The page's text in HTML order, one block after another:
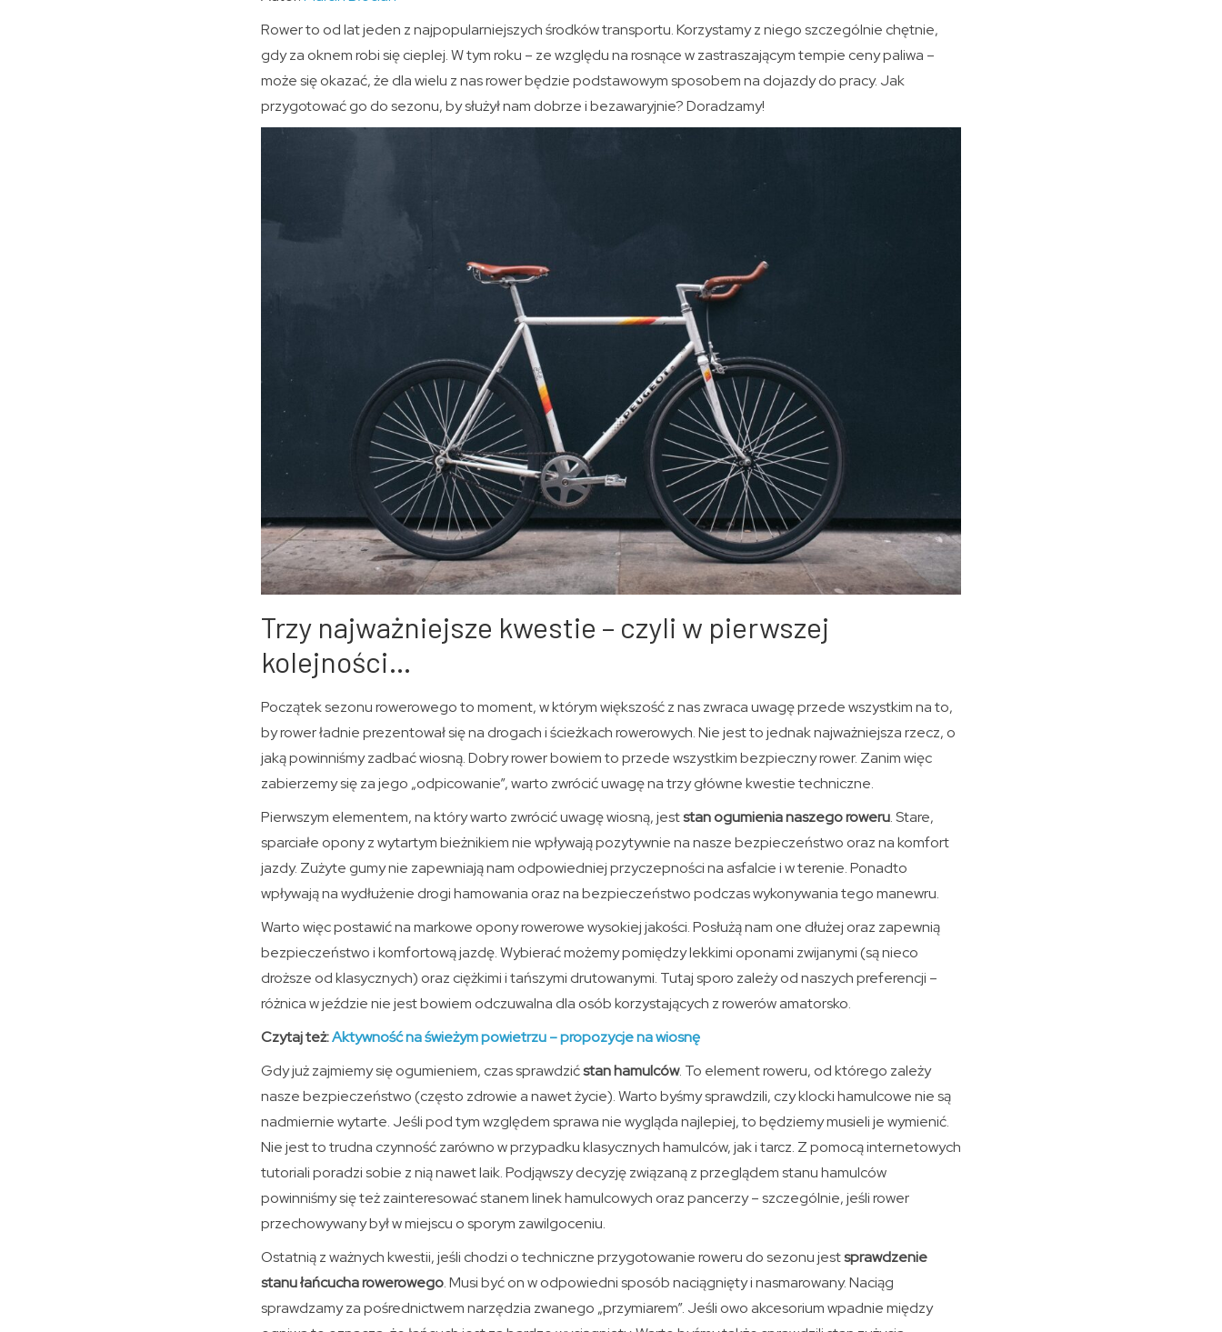
Rower to od lat jeden z najpopularniejszych środków transportu. Korzystamy z niego szczególnie chętnie,
gdy za oknem robi się cieplej. W tym roku – ze względu na rosnące w zastraszającym tempie ceny paliwa –
może się okazać, że dla wielu z nas rower będzie podstawowym sposobem na dojazdy do pracy. Jak
przygotować go do sezonu, by służył nam dobrze i bezawaryjnie? Doradzamy!
Trzy najważniejsze kwestie – czyli w pierwszej
kolejności…
Początek sezonu rowerowego to moment, w którym większość z nas zwraca uwagę przede wszystkim na to,
by rower ładnie prezentował się na drogach i ścieżkach rowerowych. Nie jest to jednak najważniejsza rzecz, o
jaką powinniśmy zadbać wiosną. Dobry rower bowiem to przede wszystkim bezpieczny rower. Zanim więc
zabierzemy się za jego „odpicowanie”, warto zwrócić uwagę na trzy główne kwestie techniczne.
Pierwszym elementem, na który warto zwrócić uwagę wiosną, jeststan ogumienia naszego roweru. Stare,
sparciałe opony z wytartym bieżnikiem nie wpływają pozytywnie na nasze bezpieczeństwo oraz na komfort
jazdy. Zużyte gumy nie zapewniają nam odpowiedniej przyczepności na asfalcie i w terenie. Ponadto
wpływają na wydłużenie drogi hamowania oraz na bezpieczeństwo podczas wykonywania tego manewru.
Warto więc postawić na markowe opony rowerowe wysokiej jakości. Posłużą nam one dłużej oraz zapewnią
bezpieczeństwo i komfortową jazdę. Wybierać możemy pomiędzy lekkimi oponami zwijanymi (są nieco
droższe od klasycznych) oraz ciężkimi i tańszymi drutowanymi. Tutaj sporo zależy od naszych preferencji –
różnica w jeździe nie jest bowiem odczuwalna dla osób korzystających z rowerów amatorsko.
Czytaj też:Aktywność na świeżym powietrzu – propozycje na wiosnę
Gdy już zajmiemy się ogumieniem, czas sprawdzićstan hamulców. To element roweru, od którego zależy
nasze bezpieczeństwo (często zdrowie a nawet życie). Warto byśmy sprawdzili, czy klocki hamulcowe nie są
nadmiernie wytarte. Jeśli pod tym względem sprawa nie wygląda najlepiej, to będziemy musieli je wymienić.
Nie jest to trudna czynność zarówno w przypadku klasycznych hamulców, jak i tarcz. Z pomocą internetowych
tutoriali poradzi sobie z nią nawet laik. Podjąwszy decyzję związaną z przeglądem stanu hamulców
powinniśmy się też zainteresować stanem linek hamulcowych oraz pancerzy – szczególnie, jeśli rower
przechowywany był w miejscu o sporym zawilgoceniu.
Ostatnią z ważnych kwestii, jeśli chodzi o techniczne przygotowanie roweru do sezonu jestsprawdzenie
stanu łańcucha rowerowego. Musi być on w odpowiedni sposób naciągnięty i nasmarowany. Naciąg
sprawdzamy za pośrednictwem narzędzia zwanego „przymiarem”. Jeśli owo akcesorium wpadnie między